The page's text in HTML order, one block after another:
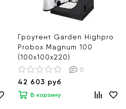
Гроутент Garden Highpro
Probox Magnum 100
(100х100х220)
0
42 603 руб
В корзину